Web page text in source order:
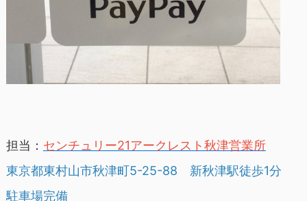
担当： センチュリー21アークレスト秋津営業所
東京都東村山市秋津町5-25-88 新秋津駅徒歩1分
駐車場完備